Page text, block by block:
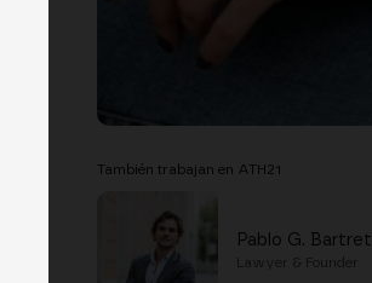
También trabajan en ATH21
Pablo G. Bartret
Lawyer & Founder